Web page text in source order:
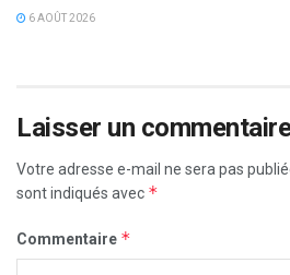
6 AOÛT 2026
Laisser un
Votre adresse e-mail ne sera pas
sont indiqués avec *
Commentaire *